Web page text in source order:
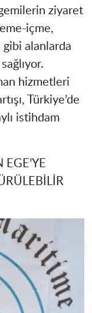
ziyaret
içme,
alanlarda
hizmetleri
Türkiye’de
istihdam